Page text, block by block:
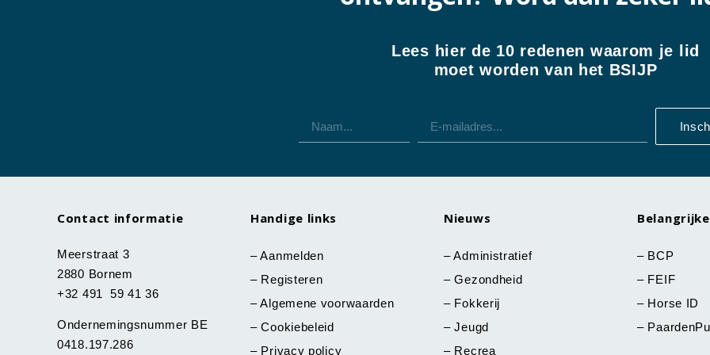
Lees hier de 10 redenen waarom je lid
moet worden van het BSIJP
Contact informatie
Meerstraat 3
2880 Bornem
+32 491 59 41 36
Ondernemingsnummer BE
0418.197.286
Handige links
–Aanmelden
– Registeren
–Algemene voorwaarden
–Cookiebeleid
– Privacy policy
Nieuws
–Administratief
–Gezondheid
– Fokkerij
–Jeugd
– Recrea
– BCP
– FEIF
–Horse ID
–